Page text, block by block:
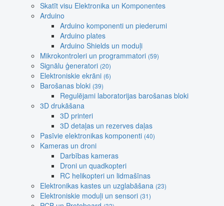
Skatīt visu Elektronika un Komponentes
Arduino
Arduino komponenti un piederumi
Arduino plates
Arduino Shields un moduļi
Mikrokontroleri un programmatori (59)
Signālu ģeneratori (20)
Elektroniskie ekrāni (6)
Barošanas bloki (39)
Regulējami laboratorijas barošanas bloki
3D drukāšana
3D printeri
3D detaļas un rezerves daļas
Pasīvie elektronikas komponenti (40)
Kameras un droni
Darbības kameras
Droni un quadkopteri
RC helikopteri un lidmašīnas
Elektronikas kastes un uzglabāšana (23)
Elektroniskie moduļi un sensori (31)